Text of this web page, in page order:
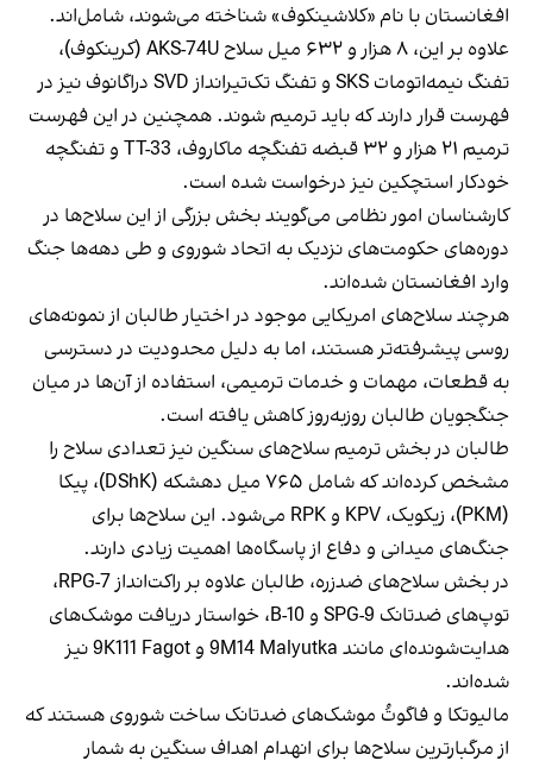
افغانستان با نام «کلاشینکوف» شناخته می‌شوند، شامل‌اند.
علاوه بر این، ۸ هزار و ۶۳۲ میل سلاح AKS-74U (کرینکوف)،
تفنگ نیمه‌اتومات SKS و تفنگ تک‌تیرانداز SVD دراگانوف نیز در
فهرست قرار دارند که باید ترمیم شوند. همچنین در این فهرست
ترمیم ۲۱ هزار و ۳۲ قبضه تفنگچه ماکاروف، TT-33 و تفنگچه
خودکار استچکین نیز درخواست شده است.
کارشناسان امور نظامی می‌گویند بخش بزرگی از این سلاح‌ها در
دوره‌های حکومت‌های نزدیک به اتحاد شوروی و طی دهه‌ها جنگ
وارد افغانستان شده‌اند.
هرچند سلاح‌های امریکایی موجود در اختیار طالبان از نمونه‌های
روسی پیشرفته‌تر هستند، اما به دلیل محدودیت در دسترسی
به قطعات، مهمات و خدمات ترمیمی، استفاده از آن‌ها در میان
جنگجویان طالبان روزبه‌روز کاهش یافته است.
طالبان در بخش ترمیم سلاح‌های سنگین نیز تعدادی سلاح را
مشخص کرده‌اند که شامل ۷۶۵ میل دهشکه (DShK)، پیکا
(PKM)، زیکویک، KPV و RPK می‌شود. این سلاح‌ها برای
جنگ‌های میدانی و دفاع از پاسگاه‌ها اهمیت زیادی دارند.
در بخش سلاح‌های ضدزره، طالبان علاوه بر راکت‌انداز RPG-7،
توپ‌های ضدتانک SPG-9 و B-10، خواستار دریافت موشک‌های
هدایت‌شونده‌ای مانند 9M14 Malyutka و 9K111 Fagot نیز
شده‌اند.
مالیوتکا و فاگوتُ موشک‌های ضدتانک ساخت شوروی هستند که
از مرگبارترین سلاح‌ها برای انهدام اهداف سنگین به شمار